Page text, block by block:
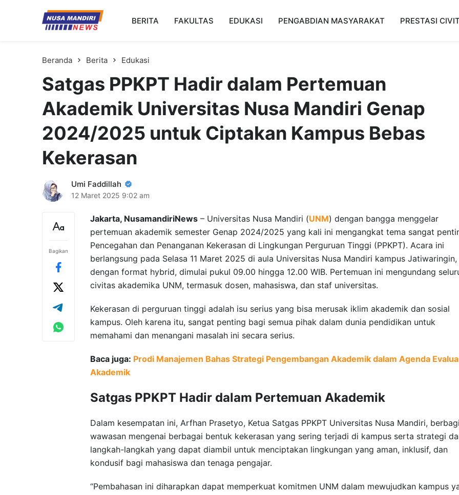
Kampus Digital Bisnis
Universitas Nusa Mandiri
BERITA FAKULTAS EDUKASI PENGABDIAN MASYARAKAT PRESTASI
Beranda Berita Edukasi
Satgas PPKPT Hadir dalam Pertemuan
Akademik Universitas Nusa Mandiri Genap
2024/2025 untuk Ciptakan Kampus Bebas
Kekerasan
Umi Faddillah
12 Maret 2025 9:02 am
Bagikan
Jakarta, NusamandiriNews – Universitas Nusa Mandiri (UNM) dengan bangga menggelar
pertemuan akademik semester Genap 2024/2025 yang kali ini mengangkat tema sangat
Pencegahan dan Penanganan Kekerasan di Lingkungan Perguruan Tinggi (PPKPT). Acara ini
berlangsung pada Selasa 11 Maret 2025 di aula Universitas Nusa Mandiri kampus Jatiwaringin,
dengan format hybrid, dimulai pukul 09.00 hingga 12.00 WIB. Pertemuan ini mengundang
civitas akademika UNM, termasuk dosen, mahasiswa, dan staf universitas.
Kekerasan di perguruan tinggi adalah isu serius yang bisa merusak iklim akademik dan sosial
kampus. Oleh karena itu, sangat penting bagi semua pihak dalam dunia pendidikan untuk
memahami dan menangani masalah ini secara serius.
Baca juga: Prodi Manajemen Bahas Strategi Pengembangan Akademik dalam Agenda
Akademik
Satgas PPKPT Hadir dalam Pertemuan Akademik
Dalam kesempatan ini, Arfhan Prasetyo, Ketua Satgas PPKPT Universitas Nusa Mandiri, berbagi
wawasan mengenai berbagai bentuk kekerasan yang sering terjadi di kampus serta strategi
langkah-langkah yang dapat diambil untuk menciptakan lingkungan yang aman, inklusif, dan
kondusif bagi mahasiswa dan tenaga pengajar.
“Pembahasan ini diharapkan dapat memperkuat komitmen UNM dalam mewujudkan kampus